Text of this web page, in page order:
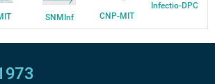
SNMInf CNP-MIT
Infectio-DPC